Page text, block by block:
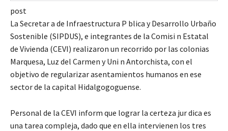
post
La Secretar a de Infraestructura P blica y Desarrollo Urbaño
Sostenible (SIPDUS), e integrantes de la Comisi n Estatal
de Vivienda (CEVI) realizaron un recorrido por las colonias
Marquesa, Luz del Carmen y Uni n Antorchista, con el
objetivo de regularizar asentamientos humanos en ese
sector de la capital Hidalgogoguense.
Personal de la CEVI inform que lograr la certeza jur dica es
una tarea compleja, dado que en ella intervienen los tres